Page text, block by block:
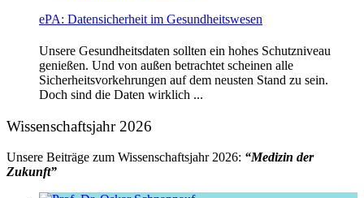
ePA: Datensicherheit im Gesundheitswesen
Unsere Gesundheitsdaten sollten ein hohes Schutzniveau
genießen. Und von außen betrachtet scheinen alle
Sicherheitsvorkehrungen auf dem neusten Stand zu sein.
Doch sind die Daten wirklich ...
Wissenschaftsjahr 2026
Unsere Beiträge zum Wissenschaftsjahr 2026: “Medizin der
Zukunft”